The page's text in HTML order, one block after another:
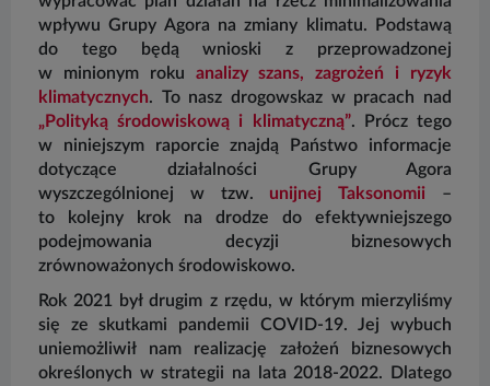
wpływu Grupy Agora na zmiany klimatu. Podstawą
do tego będą wnioski z przeprowadzonej
w minionym roku analizy szans, zagrożeń i ryzyk
klimatycznych. To nasz drogowskaz w pracach nad
„Polityką środowiskową i klimatyczną”. Prócz tego
w niniejszym raporcie znajdą Państwo informacje
dotyczące działalności Grupy Agora
wyszczególnionej w tzw. unijnej Taksonomii –
to kolejny krok na drodze do efektywniejszego
podejmowania decyzji biznesowych
zrównoważonych środowiskowo.
Rok 2021 był drugim z rzędu, w którym mierzyliśmy
się ze skutkami pandemii COVID-19. Jej wybuch
uniemożliwił nam realizację założeń biznesowych
określonych w strategii na lata 2018-2022. Dlatego